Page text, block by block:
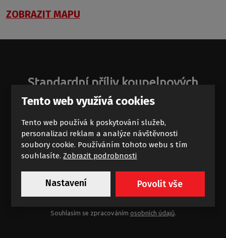
ZOBRAZIT MAPU
Standardní příliv koupelnových
zajímavostí
Novinky a akce na e-mail
Souhlasím se zpracováním osobních údajů.
Tento web využívá cookies
Tento web používá k poskytování služeb,
personalizaci reklam a analýze návštěvnosti
soubory cookie. Používáním tohoto webu s tím
souhlasíte.Zobrazit podrobnosti
Nastavení Povolit vše